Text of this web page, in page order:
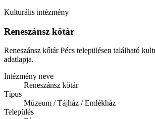
Kulturális intézmény
Reneszánsz kőtár
Reneszánsz kőtár Pécs településen található
adatlapja.
Intézmény neve
Reneszánsz kőtár
Típus
Múzeum / Tájház / Emlékház
Település